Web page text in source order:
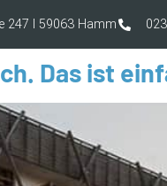
247 I 59063 Hamm
Das ist